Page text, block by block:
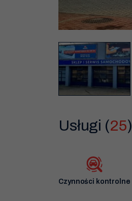
Usługi (25)
Czynności kontrolne